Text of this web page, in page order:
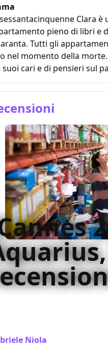
Clara
pieno di libri e
Tutti gli
nel momento della
suoi cari e di pensieri sul
Niola